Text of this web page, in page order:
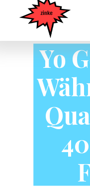
Yo